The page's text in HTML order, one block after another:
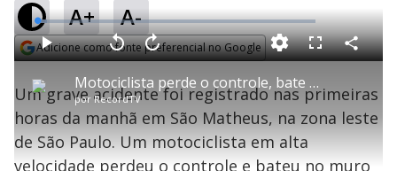
A+ A-
Adicione como fonte preferencial no Google
P
l
Motociclista perde o controle, bate em muro e invade casa na zona leste de SP
por RecordTV
P V
l
a
r
1
0
n
A
n
ç
a
1
u
L
o
a
d
e
3
.
4
9
%
F
l
s
c
e
C
o
a
r
i
l
Um grave acidente foi registrado nas primeiras
horas da manhã em São Matheus, na zona leste
de São Paulo. Um motociclista em alta
velocidade perdeu o controle e bateu no muro